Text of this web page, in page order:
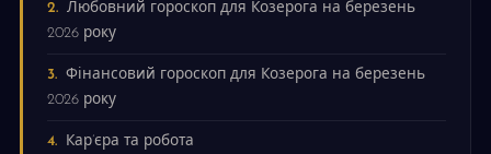
Любовний гороскоп для Козерога на березень
2026 року
Фінансовий гороскоп для Козерога на березень
2026 року
Кар’єра та робота